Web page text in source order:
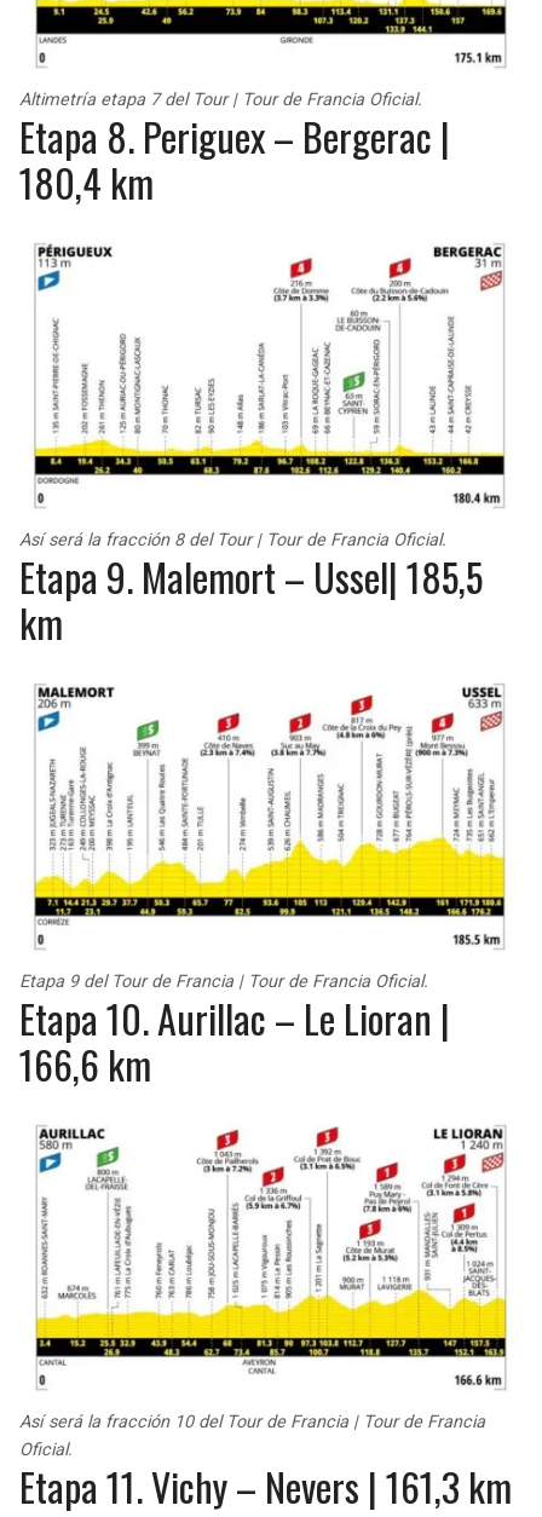
Altimetría etapa 7 del Tour | Tour de Francia Oficial.
Etapa 8. Periguex – Bergerac |
180,4 km
Así será la fracción 8 del Tour | Tour de Francia Oficial.
Etapa 9. Malemort – Ussel| 185,5
km
Etapa 9 del Tour de Francia | Tour de Francia Oficial.
Etapa 10. Aurillac – Le Lioran |
166,6 km
Así será la fracción 10 del Tour de Francia | Tour de Francia
Oficial.
Etapa 11. Vichy – Nevers | 161,3 km